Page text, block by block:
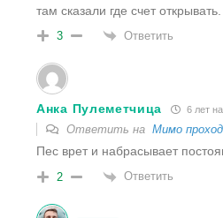
там сказали где счет открывать.
3 Ответить
Анка Пулеметчица 6 лет
Ответить на Мимо
Пес врет и набрасывает
2 Ответить